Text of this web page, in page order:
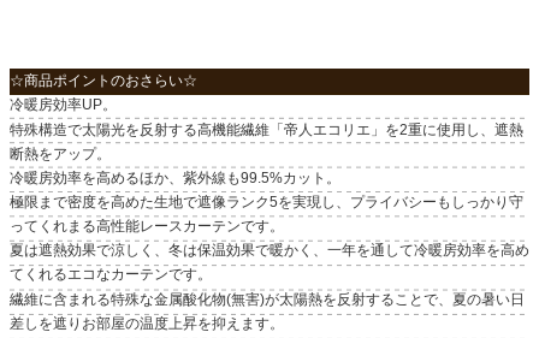
☆商品ポイントのおさらい☆
冷暖房効率UP。
特殊構造で太陽光を反射する高機能繊維「帝人エコリエ」を2重に使用し、遮熱
断熱をアップ。
冷暖房効率を高めるほか、紫外線も99.5%カット。
極限まで密度を高めた生地で遮像ランク5を実現し、プライバシーもしっかり守
ってくれまる高性能レースカーテンです。
夏は遮熱効果で涼しく、冬は保温効果で暖かく、一年を通して冷暖房効率を高め
てくれるエコなカーテンです。
繊維に含まれる特殊な金属酸化物(無害)が太陽熱を反射することで、夏の暑い日
差しを遮りお部屋の温度上昇を抑えます。